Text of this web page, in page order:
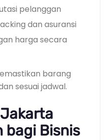
pelanggan
dan asuransi
harga secara
barang
sesuai jadwal.
bagi Bisnis